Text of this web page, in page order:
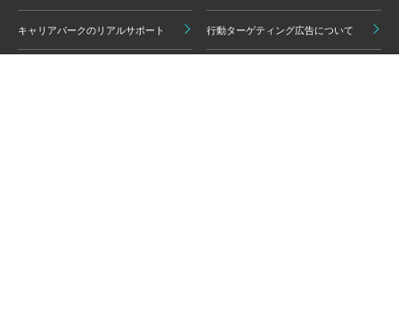
キャリアパークのリアルサポート 行動ターゲティング広告について